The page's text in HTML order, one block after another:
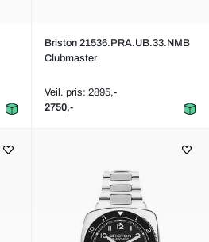
Briston 21536.PRA.UB.33.NMB
Clubmaster
Veil. pris: 2895,-
2750,-